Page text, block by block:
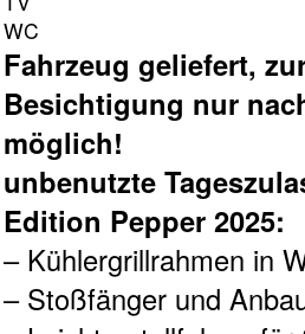
WC
Fahrzeug geliefert,
Besichtigung nur
möglich!
unbenutzte
Edition Pepper 2025:
– Kühlergrillrahmen in
– Stoßfänger und